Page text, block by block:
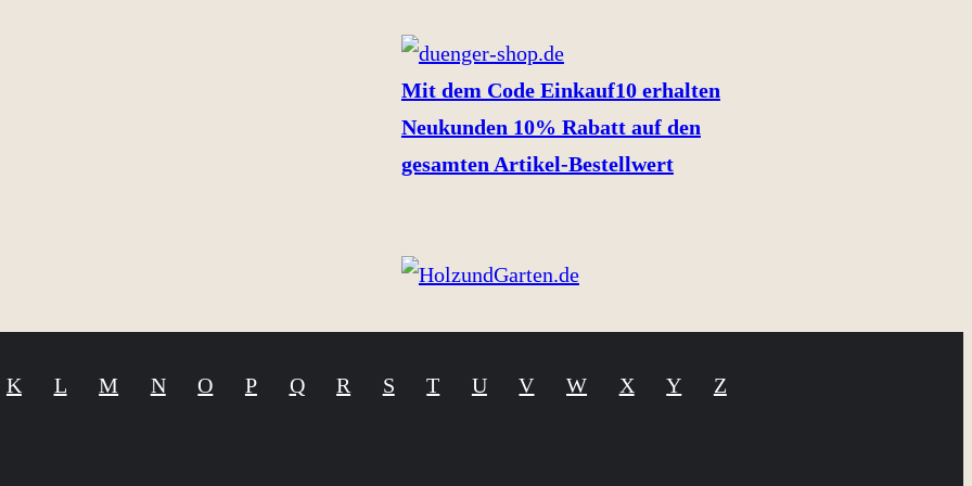
Mit dem Code Einkauf10 erhalten
Neukunden 10% Rabatt auf den
gesamten Artikel-Bestellwert
K L M N O P Q R S T U V W X Y Z